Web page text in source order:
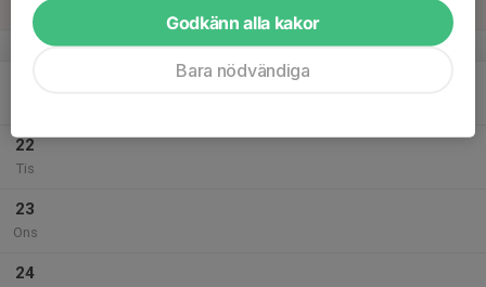
Sön
v.30
22
Tis
23
Ons
24
Godkänn alla kakor
Bara nödvändiga